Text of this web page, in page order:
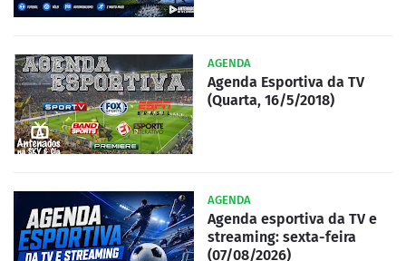
AGENDA
Agenda Esportiva da TV
(Quarta, 16/5/2018)
AGENDA
Agenda esportiva da TV e
streaming: sexta-feira
(07/08/2026)